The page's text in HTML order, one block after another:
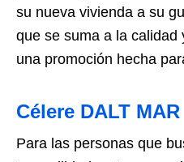
su nueva vivienda a su
que se suma a la calidad
una promoción hecha
Célere DALT MAR
Para las personas que